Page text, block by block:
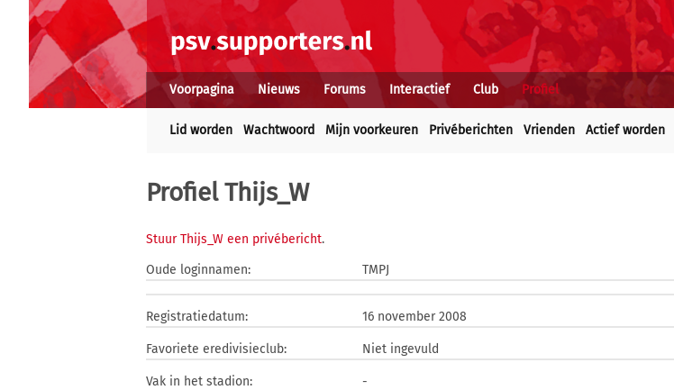
Voorpagina Nieuws Forums Interactief Club Profiel
Lid worden Wachtwoord Mijn voorkeuren Privéberichten Vrienden Actief worden
Profiel Thijs_W
Stuur Thijs_W een privébericht.
Oude loginnamen:
TMPJ
Registratiedatum: 16 november 2008
Favoriete eredivisieclub: Niet ingevuld
Vak in het stadion:
-